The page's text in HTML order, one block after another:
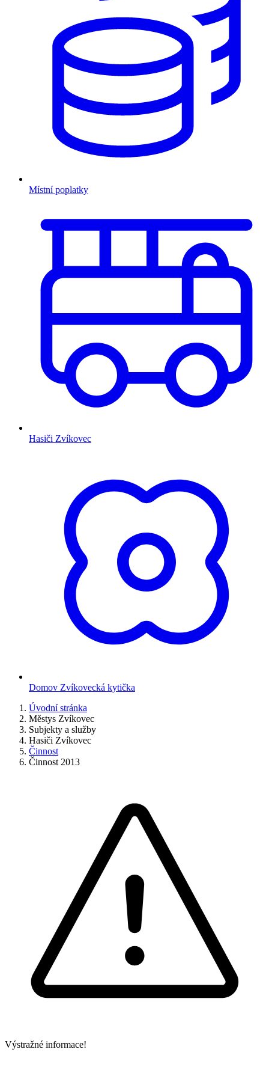
Místní poplatky
Hasiči Zvíkovec
Domov Zvíkovecká kytička
Úvodní stránka
Městys Zvíkovec
Subjekty a služby
Hasiči Zvíkovec
Činnost
Činnost 2013
Výstražné informace!